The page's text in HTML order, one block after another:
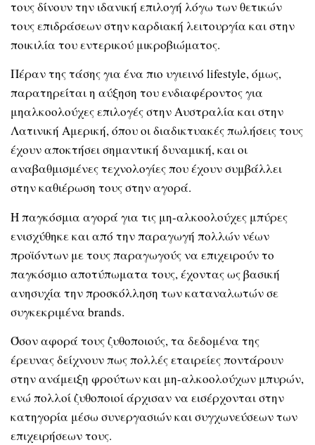
τους δίνουν την ιδανική επιλογή λόγω των θετικών
τους επιδράσεων στην καρδιακή λειτουργία και στην
ποικιλία του εντερικού μικροβιώματος.
Πέραν της τάσης για ένα πιο υγιεινό lifestyle, όμως,
παρατηρείται η αύξηση του ενδιαφέροντος για
μηαλκοολούχες επιλογές στην Αυστραλία και στην
Λατινική Αμερική, όπου οι διαδικτυακές πωλήσεις τους
έχουν αποκτήσει σημαντική δυναμική, και οι
αναβαθμισμένες τεχνολογίες που έχουν συμβάλλει
στην καθιέρωση τους στην αγορά.
Η παγκόσμια αγορά για τις μη-αλκοολούχες μπύρες
ενισχύθηκε και από την παραγωγή πολλών νέων
προϊόντων με τους παραγωγούς να επιχειρούν το
παγκόσμιο αποτύπωματα τους, έχοντας ως βασική
ανησυχία την προσκόλληση των καταναλωτών σε
συγκεκριμένα brands.
Όσον αφορά τους ζυθοποιούς, τα δεδομένα της
έρευνας δείχνουν πως πολλές εταιρείες ποντάρουν
στην ανάμειξη φρούτων και μη-αλκοολούχων μπυρών,
ενώ πολλοί ζυθοποιοί άρχισαν να εισέρχονται στην
κατηγορία μέσω συνεργασιών και συγχωνεύσεων των
επιχειρήσεων τους.